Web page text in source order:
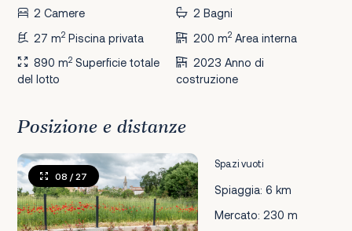
2 Camere
2 Bagni
27 m2 Piscina privata 200 m2Area interna
890 m2 Superficie totale
del lotto
2023 Anno di
costruzione
Posizione e distanze
Spazi vuoti
Spiaggia: 6 km
Mercato: 230 m
08 / 27